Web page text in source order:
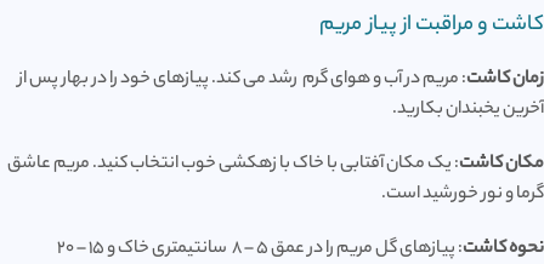
کاشت و مراقبت از پیاز مریم
زمان کاشت: مریم در آب و هوای گرم رشد می کند. پیازهای خود را در بهار پس از
آخرین یخبندان بکارید.
مکان کاشت: یک مکان آفتابی با خاک با زهکشی خوب انتخاب کنید. مریم عاشق
گرما و نور خورشید است.
نحوه کاشت
: پیازهای گل مریم را در عمق 5 – 8 سانتیمتری خاک و 15 – 20